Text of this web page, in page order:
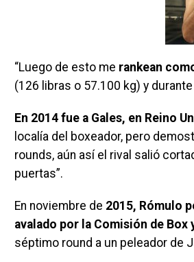
“Luego de esto me rankean
(126 libras o 57.100 kg) y
En 2014 fue a Gales, en Reino
localía del boxeador, pero
rounds, aún así el rival salió
puertas”.
En noviembre de 2015, Rómulo
avalado por la Comisión de
séptimo round a un peleador de